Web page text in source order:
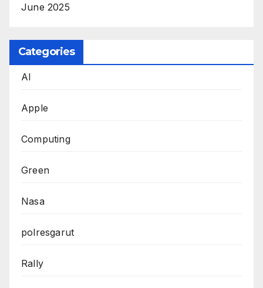
June 2025
Categories
AI
Apple
Computing
Green
Nasa
polresgarut
Rally